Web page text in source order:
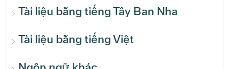
Tài liệu bằng tiếng Tây Ban Nha
Tài liệu bằng tiếng Việt